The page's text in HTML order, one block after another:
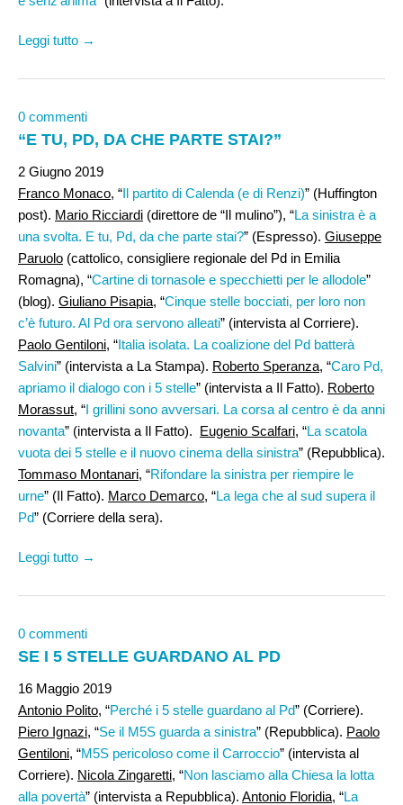
Leggi tutto →
0 commenti
“E TU, PD, DA CHE PARTE STAI?”
2 Giugno 2019
Franco Monaco, “Il partito di Calenda (e di Renzi)” (Huffington
post). Mario Ricciardi (direttore de “Il mulino”), “La sinistra è a
una svolta. E tu, Pd, da che parte stai?” (Espresso). Giuseppe
Paruolo (cattolico, consigliere regionale del Pd in Emilia
Romagna), “Cartine di tornasole e specchietti per le allodole”
(blog). Giuliano Pisapia, “Cinque stelle bocciati, per loro non
c’è futuro. Al Pd ora servono alleati” (intervista al Corriere).
Paolo Gentiloni, “Italia isolata. La coalizione del Pd batterà
Salvini” (intervista a La Stampa). Roberto Speranza, “Caro Pd,
apriamo il dialogo con i 5 stelle” (intervista a Il Fatto). Roberto
Morassut, “I grillini sono avversari. La corsa al centro è da anni
novanta” (intervista a Il Fatto). Eugenio Scalfari, “La scatola
vuota dei 5 stelle e il nuovo cinema della sinistra” (Repubblica).
Tommaso Montanari, “Rifondare la sinistra per riempire le
urne” (Il Fatto). Marco Demarco, “La lega che al sud supera il
Pd” (Corriere della sera).
Leggi tutto →
0 commenti
SE I 5 STELLE GUARDANO AL PD
16 Maggio 2019
Antonio Polito, “Perché i 5 stelle guardano al Pd” (Corriere).
Piero Ignazi, “Se il M5S guarda a sinistra” (Repubblica). Paolo
Gentiloni, “M5S pericoloso come il Carroccio” (intervista al
Corriere). Nicola Zingaretti, “Non lasciamo alla Chiesa la lotta
alla povertà” (intervista a Repubblica). Antonio Floridia, “La